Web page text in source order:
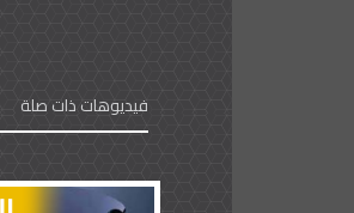
فيديوهات ذات صلة